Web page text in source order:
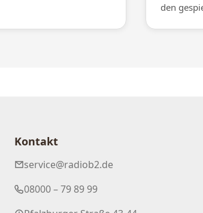
den
Kontakt
service@radiob2.de
08000 – 79 89 99